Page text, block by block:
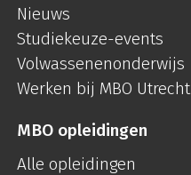
Nieuws
Studiekeuze-events
Volwassenenonderwijs
Werken bij MBO Utrecht
MBO opleidingen
Alle opleidingen